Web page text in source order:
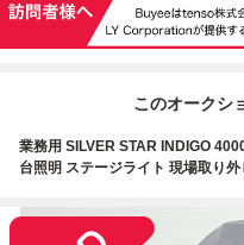
このオークシ
業務用 SILVER STAR INDIGO
台照明 ステージライト 現場取り